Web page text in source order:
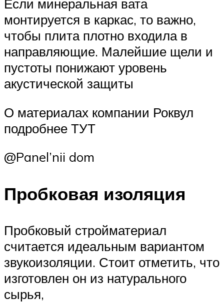
Если минеральная вата
монтируется в каркас, то важно,
чтобы плита плотно входила в
направляющие. Малейшие щели и
пустоты понижают уровень
акустической защиты
О материалах компании Роквул
подробнее ТУТ
@Panel’nii dom
Пробковая изоляция
Пробковый стройматериал
считается идеальным вариантом
звукоизоляции. Стоит отметить, что
изготовлен он из натурального
сырья,